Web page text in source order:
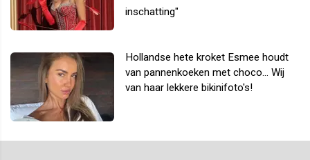
inschatting"
Hollandse hete kroket Esmee houdt
van pannenkoeken met choco... Wij
van haar lekkere bikinifoto's!